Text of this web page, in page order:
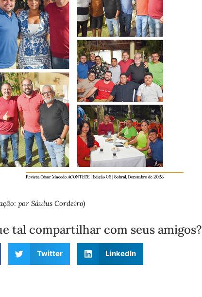
por Sáulus Cordeiro)
tal compartilhar com seus amigos?
Twitter LinkedIn